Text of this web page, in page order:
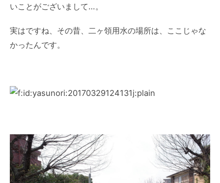
いことがございまして…。
実はですね、その昔、二ヶ領用水の場所は、ここじゃな
かったんです。